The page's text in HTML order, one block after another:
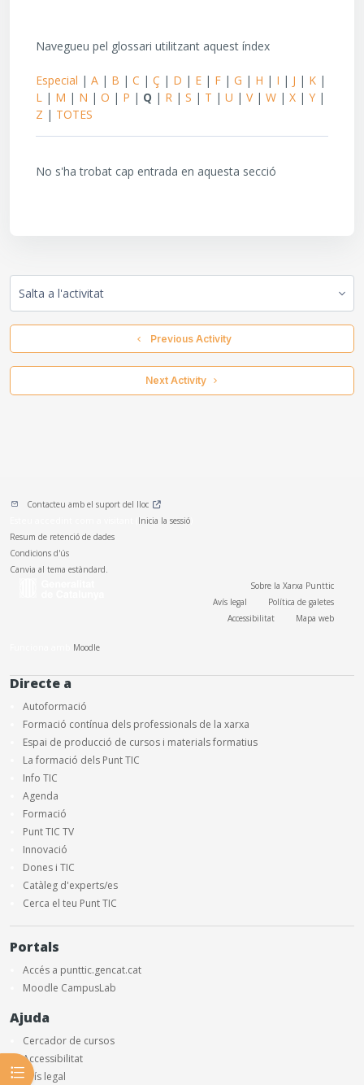
Obre l'índex del curs
Navegueu pel glossari utilitzant aquest índex
Especial | A | B | C | Ç | D | E | F | G | H | I | J | K |
L | M | N | O | P | Q | R | S | T | U | V| W | X | Y |
Z | TOTES
No s'ha trobat cap entrada en aquesta secció
  Previous Activity
Next Activity
Contacteu amb el suport del lloc
Inicia la sessió
Resum de retenció de dades
Condicions d'ús
Canvia al tema estàndard.
Sobre la Xarxa Punttic
Avís legal
Política de galetes
Accessibilitat
Mapa web
Moodle
Directe a
Autoformació
Formació contínua dels professionals de la xarxa
Espai de producció de cursos i materials formatius
La formació dels Punt TIC
Info TIC
Agenda
Formació
Punt TIC TV
Innovació
Dones i TIC
Catàleg d'experts/es
Cerca el teu Punt TIC
Portals
Accés a punttic.gencat.cat
Moodle CampusLab
Ajuda
Cercador de cursos
Accessibilitat
Avís legal